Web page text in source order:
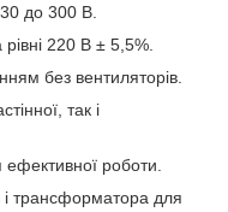
до 300 В.
рівні 220 В ± 5,5%.
без вентиляторів.
так і
роботи.
і трансформатора для